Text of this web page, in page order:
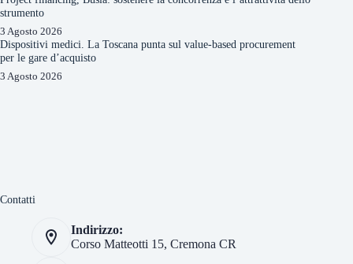
strumento
3 Agosto 2026
Dispositivi medici. La Toscana punta sul value-based procurement
per le gare d’acquisto
3 Agosto 2026
Contatti
Indirizzo:
Corso Matteotti 15, Cremona CR